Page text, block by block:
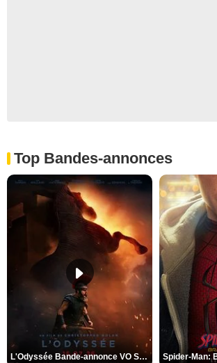
Top Bandes-annonces
L'Odyssée Bande-annonce VO STFR